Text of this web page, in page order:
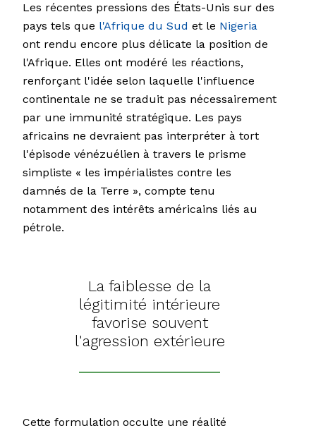
Les récentes pressions des États-Unis sur des
pays tels que l'Afrique du Sud et le Nigeria
ont rendu encore plus délicate la position de
l'Afrique. Elles ont modéré les réactions,
renforçant l'idée selon laquelle l'influence
continentale ne se traduit pas nécessairement
par une immunité stratégique. Les pays
africains ne devraient pas interpréter à tort
l'épisode vénézuélien à travers le prisme
simpliste « les impérialistes contre les
damnés de la Terre », compte tenu
notamment des intérêts américains liés au
pétrole.
La faiblesse de la
légitimité intérieure
favorise souvent
l'agression extérieure
Cette formulation occulte une réalité